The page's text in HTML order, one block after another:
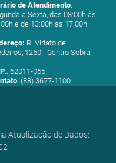
de Atendimento:
a Sexta, das 08:00h às
e de 13:00h às 17:00h
R. Viriato de
1250 - Centro Sobral -
.: 62011-065
: (88) 3677-1100
Atualização de Dados: